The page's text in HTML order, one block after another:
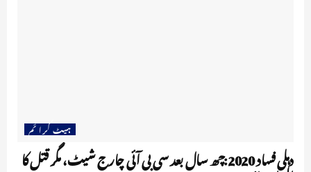
ہیٹ کرا ئم
دہلی فساد 2020:چھ سال بعد سی بی آئی چارج شیٹ، مگر قتل کا